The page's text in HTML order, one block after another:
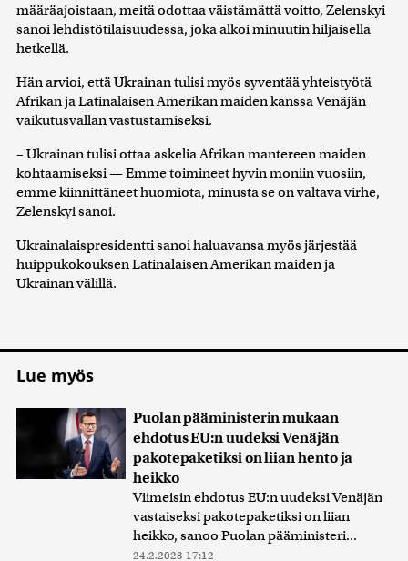
määräajoistaan, meitä odottaa väistämättä voitto, Zelenskyi
sanoi lehdistötilaisuudessa, joka alkoi minuutin hiljaisella
hetkellä.
Hän arvioi, että Ukrainan tulisi myös syventää yhteistyötä
Afrikan ja Latinalaisen Amerikan maiden kanssa Venäjän
vaikutusvallan vastustamiseksi.
– Ukrainan tulisi ottaa askelia Afrikan mantereen maiden
kohtaamiseksi — Emme toimineet hyvin moniin vuosiin,
emme kiinnittäneet huomiota, minusta se on valtava virhe,
Zelenskyi sanoi.
Ukrainalaispresidentti sanoi haluavansa myös järjestää
huippukokouksen Latinalaisen Amerikan maiden ja
Ukrainan välillä.
Lue myös
Puolan pääministerin mukaan
ehdotus EU:n uudeksi Venäjän
pakotepaketiksi on liian hento ja
heikko
Viimeisin ehdotus EU:n uudeksi Venäjän
vastaiseksi pakotepaketiksi on liian
heikko, sanoo Puolan pääministeri...
24.2.2023 17:12